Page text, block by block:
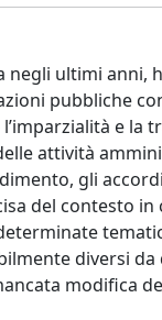
negli ultimi anni,
pubbliche
e la
attività
gli
del contesto in
diversi da
modifica